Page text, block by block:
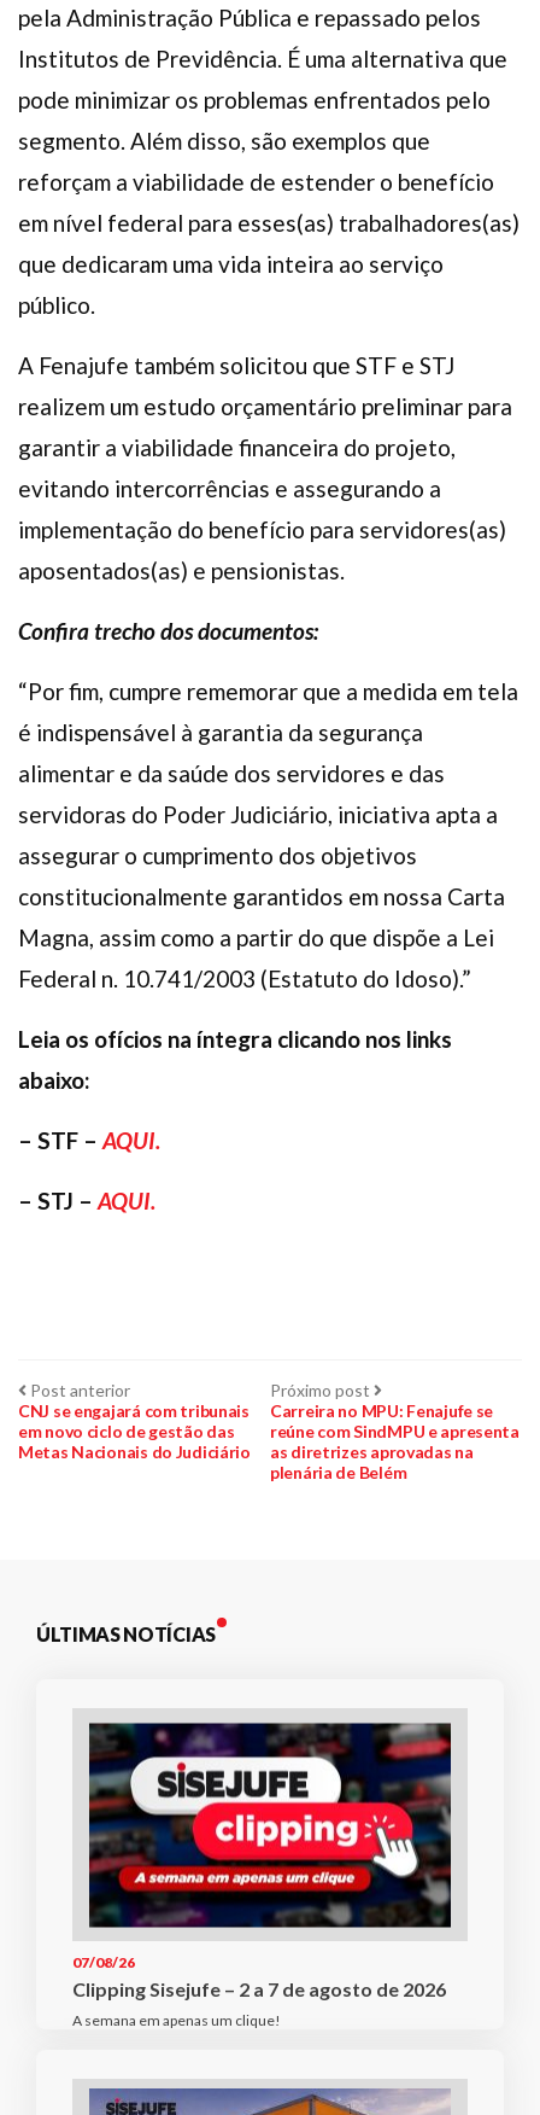
pela Administração Pública e repassado pelos
Institutos de Previdência. É uma alternativa que
pode minimizar os problemas enfrentados pelo
segmento. Além disso, são exemplos que
reforçam a viabilidade de estender o benefício
em nível federal para esses(as) trabalhadores(as)
que dedicaram uma vida inteira ao serviço
público.
A Fenajufe também solicitou que STF e STJ
realizem um estudo orçamentário preliminar para
garantir a viabilidade financeira do projeto,
evitando intercorrências e assegurando a
implementação do benefício para servidores(as)
aposentados(as) e pensionistas.
Confira trecho dos documentos:
“Por fim, cumpre rememorar que a medida em tela
é indispensável à garantia da segurança
alimentar e da saúde dos servidores e das
servidoras do Poder Judiciário, iniciativa apta a
assegurar o cumprimento dos objetivos
constitucionalmente garantidos em nossa Carta
Magna, assim como a partir do que dispõe a Lei
Federal n. 10.741/2003 (Estatuto do Idoso).”
Leia os ofícios na íntegra clicando nos links
abaixo:
– STF – AQUI.
– STJ – AQUI.
Navegação
de
Post anteriorPost
anterior:
CNJ se engajará com tribunais
em novo ciclo de gestão das
Metas Nacionais do Judiciário
Próximo post Próximo
post:
Carreira no MPU: Fenajufe se
reúne com SindMPU e apresenta
as diretrizes aprovadas na
plenária de Belém
ÚLTIMAS NOTÍCIAS
07/08/26
Clipping Sisejufe – 2 a 7 de agosto de 2026
A semana em apenas um clique!